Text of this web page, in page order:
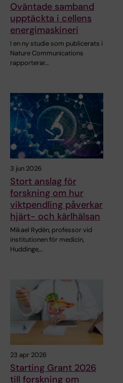
Oväntade samband
upptäckta i cellens
energimaskineri
I en ny studie som publicerats i
Nature Communications
rapporterar…
3 jun 2026
Stort anslag för
forskning om hur
viktpendling påverkar
hjärt- och kärlhälsan
Mikael Rydén, professor vid
institutionen för medicin,
Huddinge,…
23 apr 2026
Starting Grant 2026
till forskning om